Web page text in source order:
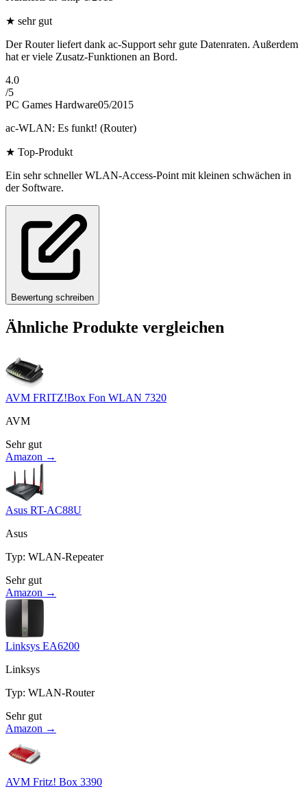
★ sehr gut
Der Router liefert dank ac-Support sehr gute Datenraten. Außerdem
hat er viele Zusatz-Funktionen an Bord.
4.0
/5
PC Games Hardware05/2015
ac-WLAN: Es funkt! (Router)
★ Top-Produkt
Ein sehr schneller WLAN-Access-Point mit kleinen schwächen in
der Software.
Bewertung schreiben
Ähnliche Produkte vergleichen
AVM FRITZ!Box Fon WLAN 7320
AVM
Sehr gut
Amazon →
Asus RT-AC88U
Asus
Typ: WLAN-Repeater
Sehr gut
Amazon →
Linksys EA6200
Linksys
Typ: WLAN-Router
Sehr gut
Amazon →
AVM Fritz! Box 3390